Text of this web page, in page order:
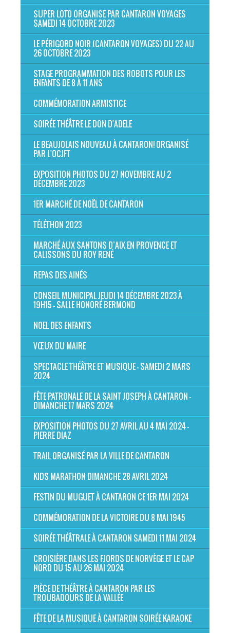
SUPER LOTO ORGANISE PAR CANTARON VOYAGES
SAMEDI 14 OCTOBRE 2023
LE PÉRIGORD NOIR (CANTARON VOYAGES) DU 22 AU
26 OCTOBRE 2023
STAGE PROGRAMMATION DES ROBOTS POUR LES
ENFANTS DE 8 À 11 ANS
COMMÉMORATION ARMISTICE
SOIRÉE THÉÂTRE LE DON D'ADELE
LE BEAUJOLAIS NOUVEAU À CANTARON! ORGANISÉ
PAR L'OCJFT
EXPOSITION PHOTOS DU 27 NOVEMBRE AU 2
DÉCEMBRE 2023
1ER MARCHÉ DE NOËL DE CANTARON
TÉLÉTHON 2023
MARCHÉ AUX SANTONS D’AIX EN PROVENCE ET
CALISSONS DU ROY RENÉ
REPAS DES AINÉS
CONSEIL MUNICIPAL JEUDI 14 DÉCEMBRE 2023 À
19H15 - SALLE HONORÉ BERMOND
NOEL DES ENFANTS
VŒUX DU MAIRE
SPECTACLE THÉÂTRE ET MUSIQUE - SAMEDI 2 MARS
2024
FÊTE PATRONALE DE LA SAINT JOSEPH À CANTARON -
DIMANCHE 17 MARS 2024
EXPOSITION PHOTOS DU 27 AVRIL AU 4 MAI 2024 -
PIERRE DIAZ
TRAIL ORGANISÉ PAR LA VILLE DE CANTARON
KIDS MARATHON DIMANCHE 28 AVRIL 2024
FESTIN DU MUGUET À CANTARON CE 1ER MAI 2024
COMMÉMORATION DE LA VICTOIRE DU 8 MAI 1945
SOIRÉE THÉÂTRALE À CANTARON SAMEDI 11 MAI 2024
CROISIÈRE DANS LES FJORDS DE NORVÈGE ET LE CAP
NORD DU 15 AU 26 MAI 2024
PIÈCE DE THÉÂTRE À CANTARON PAR LES
TROUBADOURS DE LA VALLÉE
FÊTE DE LA MUSIQUE À CANTARON SOIRÉE KARAOKE